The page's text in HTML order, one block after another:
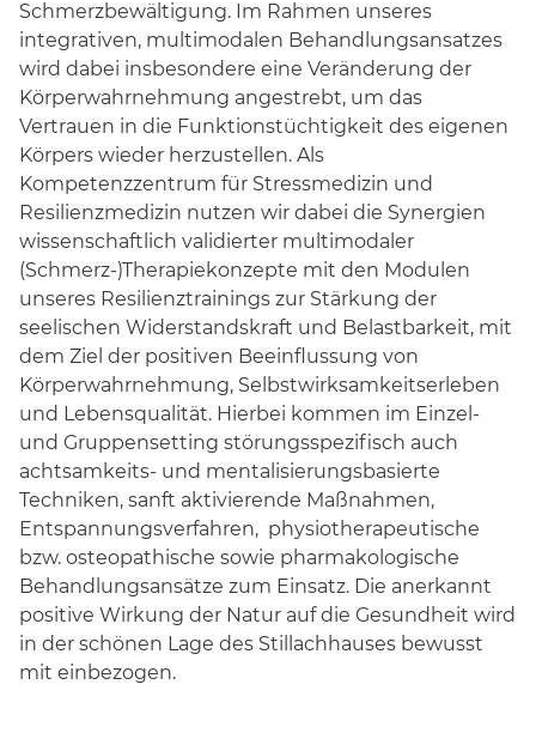
Karriere
Schmerzbewältigung. Im Rahmen unseres
integrativen, multimodalen Behandlungsansatzes
wird dabei insbesondere eine Veränderung der
Körperwahrnehmung angestrebt, um das
Vertrauen in die Funktionstüchtigkeit des eigenen
Körpers wieder herzustellen. Als
Kompetenzzentrum für Stressmedizin und
Resilienzmedizin nutzen wir dabei die Synergien
wissenschaftlich validierter multimodaler
(Schmerz-)Therapiekonzepte mit den Modulen
unseres Resilienztrainings zur Stärkung der
seelischen Widerstandskraft und Belastbarkeit, mit
dem Ziel der positiven Beeinflussung von
Körperwahrnehmung, Selbstwirksamkeitserleben
und Lebensqualität. Hierbei kommen im Einzel-
und Gruppensetting störungsspezifisch auch
achtsamkeits- und mentalisierungsbasierte
Techniken, sanft aktivierende Maßnahmen,
Entspannungsverfahren, physiotherapeutische
bzw. osteopathische sowie pharmakologische
Behandlungsansätze zum Einsatz. Die anerkannt
positive Wirkung der Natur auf die Gesundheit wird
in der schönen Lage des Stillachhauses bewusst
mit einbezogen.